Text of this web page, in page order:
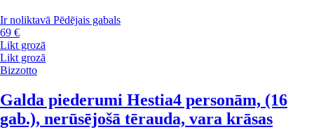
Ir noliktavā Pēdējais gabals
69 €
Likt grozā
Likt grozā
Bizzotto
Galda piederumi Hestia4 personām, (16
gab.), nerūsējošā tērauda, vara krāsas